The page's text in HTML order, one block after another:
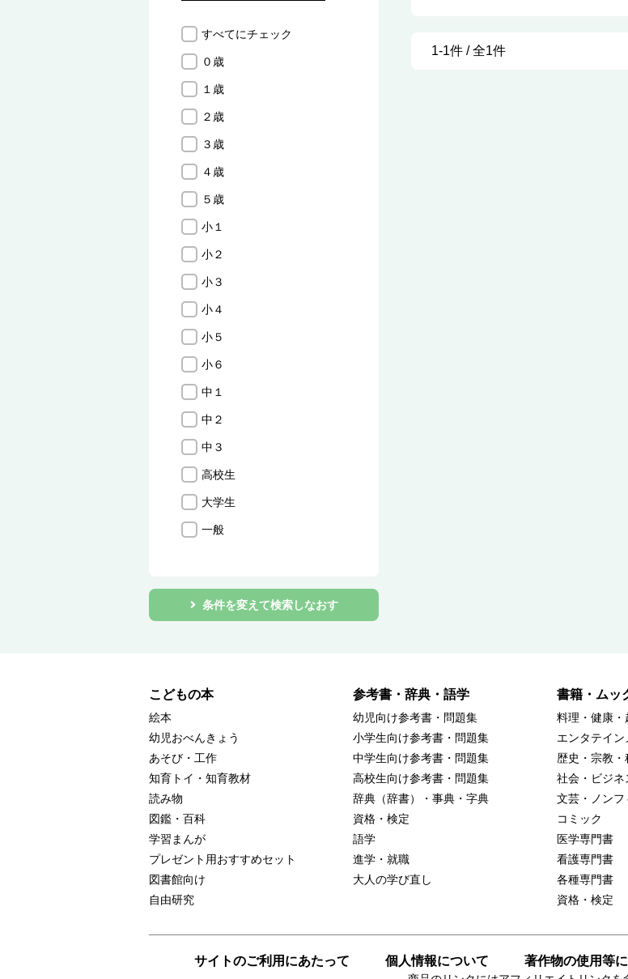
すべてにチェック
０歳
１歳
２歳
３歳
４歳
５歳
小１
小２
小３
小４
小５
小６
中１
中２
中３
高校生
大学生
一般
条件を変えて検索しなおす
1-1件 / 全1件
こどもの本
絵本
幼児おべんきょう
あそび・工作
知育トイ・知育教材
読み物
図鑑・百科
学習まんが
プレゼント用おすすめセット
図書館向け
自由研究
参考書・辞典・語学
幼児向け参考書・問題集
小学生向け参考書・問題集
中学生向け参考書・問題集
高校生向け参考書・問題集
辞典（辞書）・事典・字典
資格・検定
語学
進学・就職
大人の学び直し
書籍・ムッ
料理・健康・
エンタテイン
歴史・宗教・
社会・ビジネ
文芸・ノンフ
コミック
医学専門書
看護専門書
各種専門書
資格・検定
サイトのご利用にあたって 個人情報について 著作物の使用等